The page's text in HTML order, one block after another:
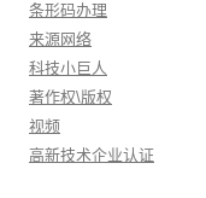
条形码办理
来源网络
科技小巨人
著作权\版权
视频
高新技术企业认证